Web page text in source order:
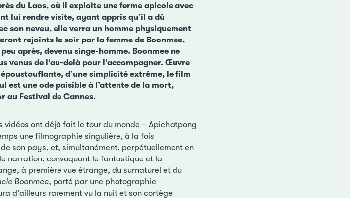
du Laos, où il exploite une ferme apicole avec
lui rendre visite, ayant appris qu’il a dû
son neveu, elle verra un homme physiquement
rejoints le soir par la femme de Boonmee,
après, devenu singe-homme. Boonmee ne
venus de l’au-delà pour l’accompagner. Œuvre
d’une simplicité extrême, le film
est une ode paisible à l’attente de la mort,
au Festival de Cannes.
vidéos ont déjà fait le tour du monde – Apichatpong
une filmographie singulière, à la fois
son pays, et, simultanément, perpétuellement en
narration, convoquant le fantastique et la
à première vue étrange, du surnaturel et du
Boonmee, porté par une photographie
d’ailleurs rarement vu la nuit et son cortège